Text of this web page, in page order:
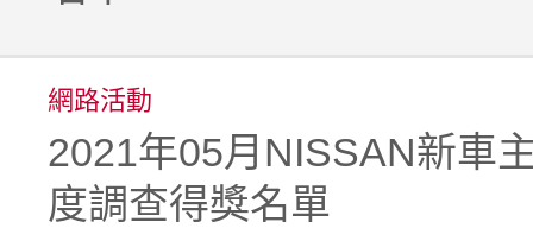
網路活動
2021年05月NISSAN新車
度調查得獎名單